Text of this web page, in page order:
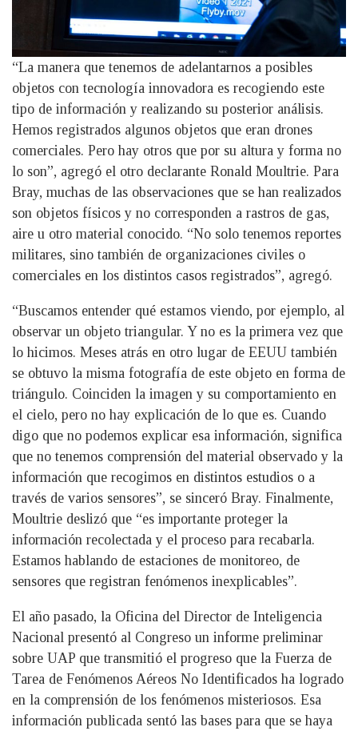
“La manera que tenemos de adelantarnos a posibles
objetos con tecnología innovadora es recogiendo este
tipo de información y realizando su posterior análisis.
Hemos registrados algunos objetos que eran drones
comerciales. Pero hay otros que por su altura y forma no
lo son”, agregó el otro declarante Ronald Moultrie. Para
Bray, muchas de las observaciones que se han realizados
son objetos físicos y no corresponden a rastros de gas,
aire u otro material conocido. “No solo tenemos reportes
militares, sino también de organizaciones civiles o
comerciales en los distintos casos registrados”, agregó.
“Buscamos entender qué estamos viendo, por ejemplo, al
observar un objeto triangular. Y no es la primera vez que
lo hicimos. Meses atrás en otro lugar de EEUU también
se obtuvo la misma fotografía de este objeto en forma de
triángulo. Coinciden la imagen y su comportamiento en
el cielo, pero no hay explicación de lo que es. Cuando
digo que no podemos explicar esa información, significa
que no tenemos comprensión del material observado y la
información que recogimos en distintos estudios o a
través de varios sensores”, se sinceró Bray. Finalmente,
Moultrie deslizó que “es importante proteger la
información recolectada y el proceso para recabarla.
Estamos hablando de estaciones de monitoreo, de
sensores que registran fenómenos inexplicables”.
El año pasado, la Oficina del Director de Inteligencia
Nacional presentó al Congreso un informe preliminar
sobre UAP que transmitió el progreso que la Fuerza de
Tarea de Fenómenos Aéreos No Identificados ha logrado
en la comprensión de los fenómenos misteriosos. Esa
información publicada sentó las bases para que se haya